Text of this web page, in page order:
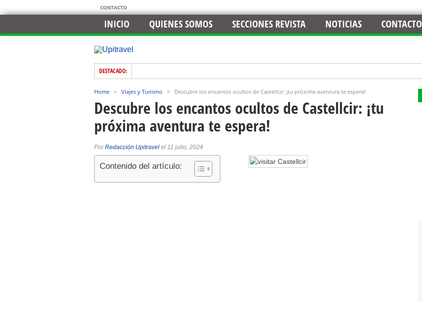
CONTACTO
INICIO QUIENES SOMOS SECCIONES REVISTA NOTICIAS CONTACTO
DESTACADO:
Home > Viajes y Turismo > Descubre los encantos ocultos de Castellcir: ¡tu próxima aventura te espera!
Descubre los encantos ocultos de Castellcir: ¡tu
próxima aventura te espera!
PorRedacción Upitravel el 11 julio, 2024
Contenido del artículo: